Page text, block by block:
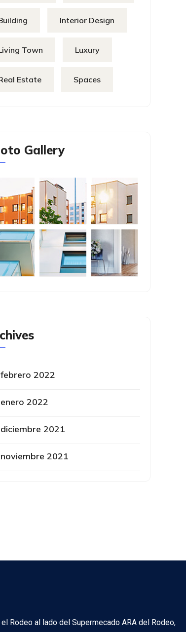
Interior Design
Town Luxury
Estate Spaces
Gallery
febrero 2022
enero 2022
diciembre 2021
noviembre 2021
Rodeo al lado del Supermecado ARA del Rodeo,